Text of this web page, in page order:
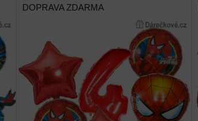
DOPRAVA ZDARMA